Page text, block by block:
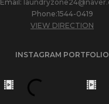
Email:
Phone:1544-0419
VIEW DIRECTION
INSTAGRAM PORTFOLIO